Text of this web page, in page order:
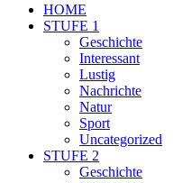
HOME
STUFE 1
Geschichte
Interessant
Lustig
Nachrichte
Natur
Sport
Uncategorized
STUFE 2
Geschichte